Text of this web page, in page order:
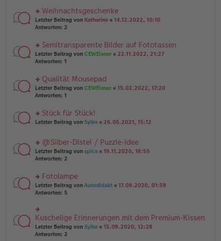
tr
a
g
e
n
er
tr
a
g
n
g
el
e
n
er
tr
a
g
rs
te
n
g
el
e
n
er
tr
a
Weihnachtsgeschenke
Letzter Beitrag von Katharine « 14.12.2022, 10:10
Antworten: 2
rs
te
n
g
el
e
n
ei
tr
a
Semitransparente Bilder auf Fototassen
Letzter Beitrag von CEWEianer « 22.11.2022, 21:27
Antworten: 1
rs
te
n
g
es
e
n
er
ei
tr
a
Qualität Mousepad
Letzter Beitrag von CEWEianer « 15.02.2022, 17:20
Antworten: 1
rs
u
n
g
es
e
n
er
ei
tr
a
g
Stück für Stück!
Letzter Beitrag von Sylke « 26.05.2021, 15:12
rs
te
n
g
el
e
n
er
B
@Silber-Distel / Puzzle-Idee
Letzter Beitrag von spica « 19.11.2020, 18:55
Antworten: 2
rs
te
u
n
g
el
es
Fotolampe
Letzter Beitrag von Autodidakt « 17.09.2020, 01:59
Antworten: 5
rs
te
r
Kuschelige Erinnerungen mit dem Premium-Kissen
Letzter Beitrag von Sylke « 15.09.2020, 12:28
Antworten: 2